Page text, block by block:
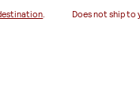
. Does not ship to